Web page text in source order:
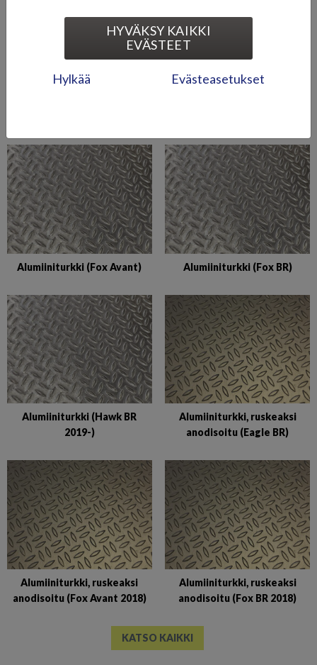
Alumiiniturkki (Fox Avant) Alumiiniturkki (Fox BR)
Alumiiniturkki (Hawk BR
2019-)
Alumiiniturkki, ruskeaksi
anodisoitu (Eagle BR)
Alumiiniturkki, ruskeaksi
anodisoitu (Fox Avant 2018)
Alumiiniturkki, ruskeaksi
anodisoitu (Fox BR 2018)
KATSO KAIKKI
HYVÄKSY KAIKKI
EVÄSTEET
Hylkää Evästeasetukset